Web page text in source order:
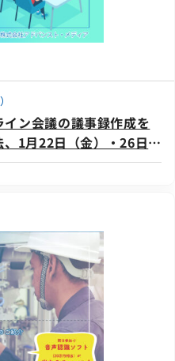
ン会議の議事録作成を
1月22日（金）・26日